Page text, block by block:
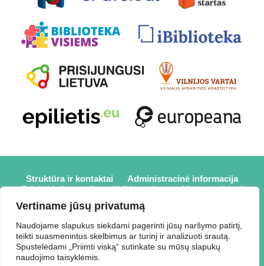
Vertiname jūsų privatumą
Naudojame slapukus siekdami pagerinti jūsų naršymo patirtį,
teikti suasmenintus skelbimus ar turinį ir analizuoti srautą.
Spustelėdami „Priimti viską“ sutinkate su mūsų slapukų
naudojimo taisyklėmis.
Struktūra ir kontaktai
Administracinė informacija
Teisinė informacija
Veiklos sritys
Mūsų projektai
Karjera
Partneriai
Prisijungti
2026 © Elektrėnų savivaldybės viešoji biblioteka,
Savivaldybės biudžetinė įstaiga, Draugystės g. 2, LT-26110
Elektrėnai, tel.: +370 648 80 788, el.p.: